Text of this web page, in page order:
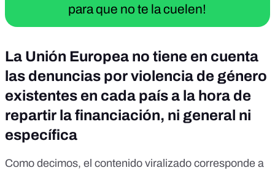
para que no te la cuelen!
La Unión Europea no tiene en cuenta
las denuncias por violencia de género
existentes en cada país a la hora de
repartir la financiación, ni general ni
específica
Como decimos, el contenido viralizado corresponde a